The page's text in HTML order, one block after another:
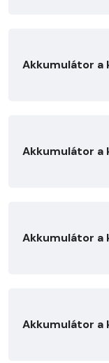
Akkumulátor a
Akkumulátor a
Akkumulátor a
Akkumulátor a